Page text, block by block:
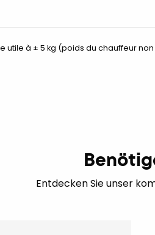
utile à ± 5 kg (poids du chauffeur non
Entdecken Sie unser